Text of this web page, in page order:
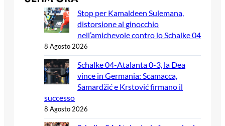
Stop per Kamaldeen Sulemana,
distorsione al ginocchio
nell’amichevole contro lo Schalke 04
8 Agosto 2026
Schalke 04-Atalanta 0-3, la Dea
vince in Germania: Scamacca,
Samardžić e Krstović firmano il
successo
8 Agosto 2026